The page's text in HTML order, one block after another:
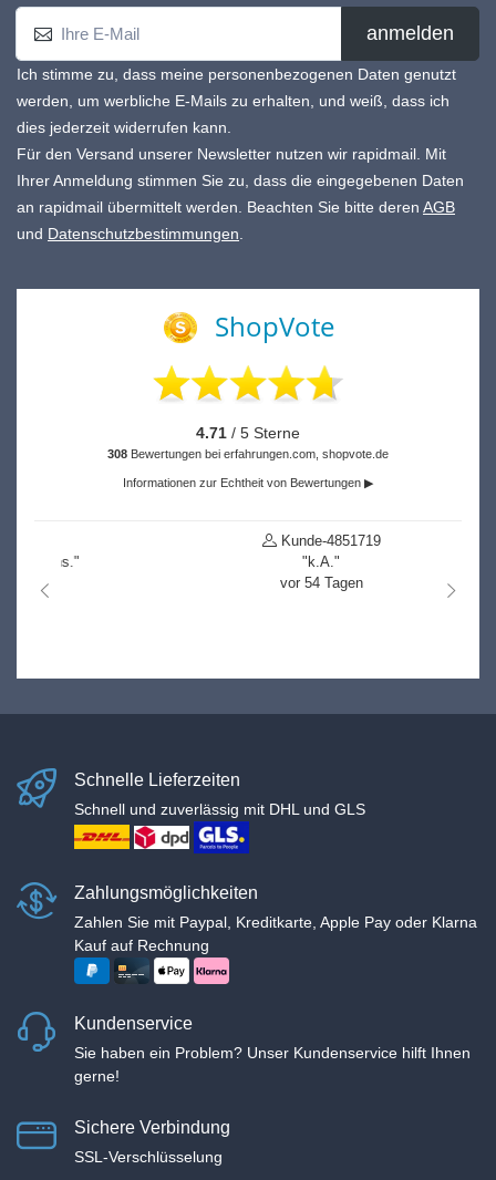
anmelden
Ich stimme zu, dass meine personenbezogenen Daten genutzt
werden, um werbliche E-Mails zu erhalten, und weiß, dass ich
dies jederzeit widerrufen kann.
Für den Versand unserer Newsletter nutzen wir rapidmail. Mit
Ihrer Anmeldung stimmen Sie zu, dass die eingegebenen Daten
an rapidmail übermittelt werden. Beachten Sie bitte deren AGB
und Datenschutzbestimmungen.
ShopVote
4.71 / 5 Sterne
308 Bewertungen bei erfahrungen.com, shopvote.de
Informationen zur Echtheit von Bewertungen ▶
Kunde-4851719
vor 54 Tagen
nach links
nach
Schnelle Lieferzeiten
Schnell und zuverlässig mit DHL und GLS
Zahlungsmöglichkeiten
Zahlen Sie mit Paypal, Kreditkarte, Apple Pay oder Klarna
Kauf auf Rechnung
Kundenservice
Sie haben ein Problem? Unser Kundenservice hilft Ihnen
gerne!
Sichere Verbindung
SSL-Verschlüsselung